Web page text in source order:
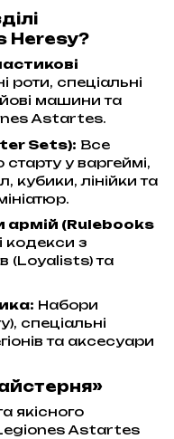
Heresy?
роти, спеціальні
машини та
Astartes.
Sets): Все
у варгеймі,
кубики, лінійки та
армій (Rulebooks
кодекси з
(Loyalists) та
Набори
спеціальні
та аксесуари
якісного
Astartes